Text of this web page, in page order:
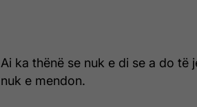
Ai ka thënë se nuk e di se a do të
nuk e mendon.